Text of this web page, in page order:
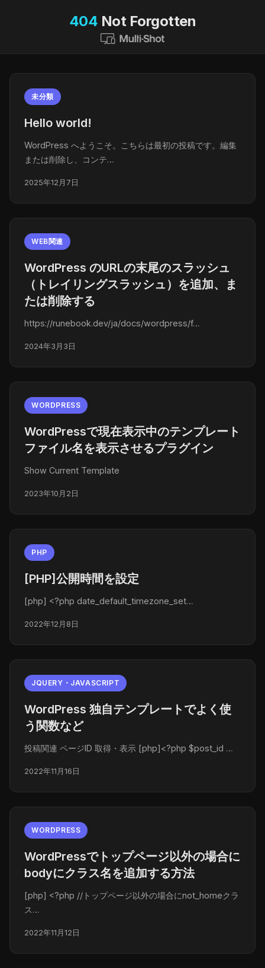
404 Not Forgotten
未分類
Hello world!
WordPress へようこそ。こちらは最初の投稿です。編集
または削除し、コンテ…
2025年12月7日
WEB関連
WordPress のURLの末尾のスラッシュ
（トレイリングスラッシュ）を追加、ま
たは削除する
https://runebook.dev/ja/docs/wordpress/f…
2024年3月3日
WORDPRESS
WordPressで現在表示中のテンプレート
ファイル名を表示させるプラグイン
Show Current Template
2023年10月2日
PHP
[PHP]公開時間を設定
[php] <?php date_default_timezone_set…
2022年12月8日
JQUERY・JAVASCRIPT
WordPress 独自テンプレートでよく使
う関数など
投稿関連 ページID 取得・表示 [php]<?php $post_id …
2022年11月16日
WORDPRESS
WordPressでトップページ以外の場合に
bodyにクラス名を追加する方法
[php] <?php //トップページ以外の場合にnot_homeクラ
ス…
2022年11月12日